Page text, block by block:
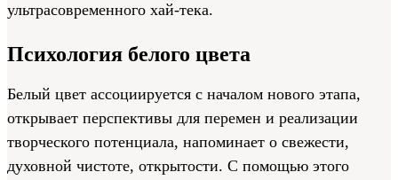
ультрасовременного хай-тека.
Психология белого цвета
Белый цвет ассоциируется с началом нового этапа,
открывает перспективы для перемен и реализации
творческого потенциала, напоминает о свежести,
духовной чистоте, открытости. С помощью этого